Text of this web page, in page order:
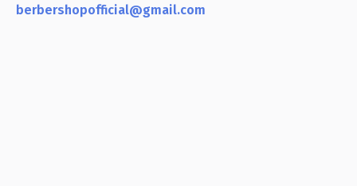
berbershopofficial@gmail.com